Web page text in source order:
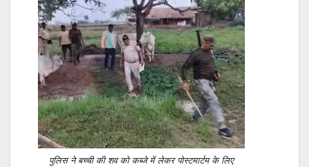
पुलिस ने बच्ची की शव को कब्जे में लेकर पोस्टमार्टम के लिए